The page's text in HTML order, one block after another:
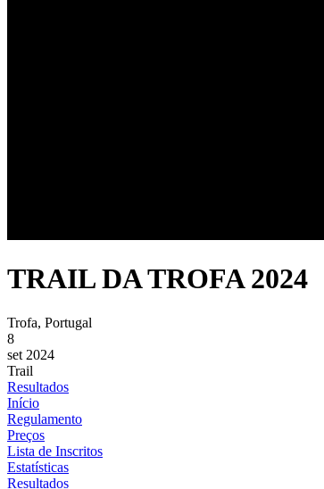
TRAIL DA TROFA 2024
Trofa, Portugal
8
set 2024
Trail
Resultados
Início
Regulamento
Preços
Lista de Inscritos
Estatísticas
Resultados